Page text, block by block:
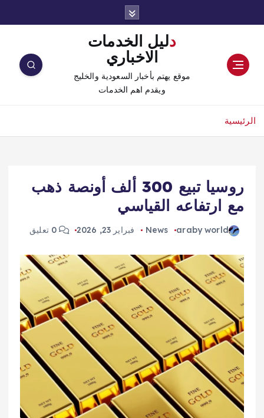
دليل الخدمات
الاخباري
موقع يهتم بأخبار السعودية والخليج
ويقدم اهم الخدمات
الرئيسية
روسيا تبيع 300 ألف أونصة ذهب
مع ارتفاعه القياسي
araby world
News فبراير 23, 2026 0 تعليق